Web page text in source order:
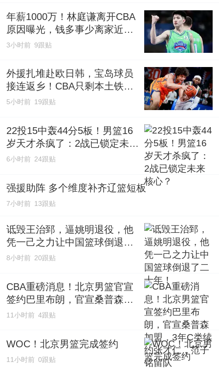
年薪1000万！林庭谦离开CBA
原因曝光，钱多事少离家近，
CBA人才被挖空！
3小时前 9跟贴
外援扎堆赴欧日韩，宝岛球员
接连返乡！CBA只剩本土铁饭
碗自娱自乐
5小时前 19跟贴
22投15中轰44分5板！男篮16
岁天才杀疯了：2战已锁定未来
核心？
6小时前 24跟贴
强援助阵 多个维度补齐辽篮短板
7小时前 13跟贴
诋毁王治郅，逼姚明退役，他
凭一己之力让中国篮球倒退了
二十年！
8小时前 20跟贴
CBA重磅消息！北京男篮官宣
签约巴里布朗，官宣桑普森加
盟，3年C类续约张才仁，范子
11小时前 4跟贴
WOC！北京男篮完成签约
11小时前 0跟贴